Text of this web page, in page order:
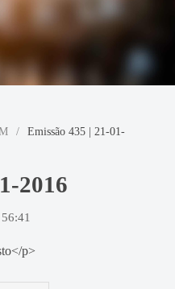
/
Emissão 435 | 21-01-
2016
56:41
p>